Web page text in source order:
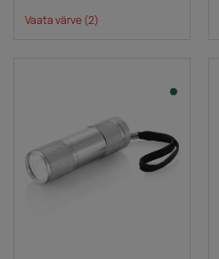
Vaata värve(2)